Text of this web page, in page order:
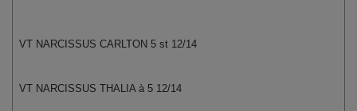
VT NARCISSUS CARLTON 5 st 12/14
VT NARCISSUS THALIA à 5 12/14